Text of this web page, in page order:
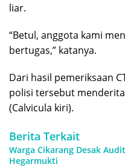
liar.
“Betul, anggota kami
bertugas,” katanya.
Dari hasil pemeriksaan
polisi tersebut
(Calvicula kiri).
Berita Terkait
Warga Cikarang Desak
Hegarmukti